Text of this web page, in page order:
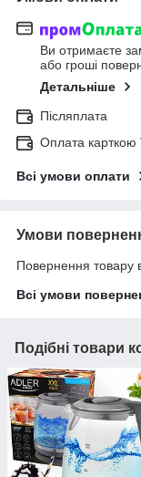
Ви отримаєте
або гроші
Детальніше
Післяплата
Оплата карткою
Всі умови оплати
Умови
Повернення товару
Всі умови
Подібні товари